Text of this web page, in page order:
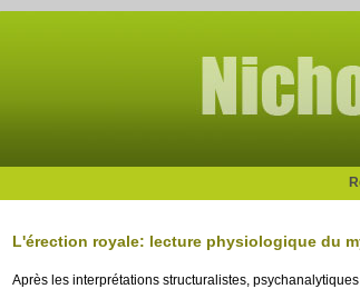
L'érection royale: lecture physiologique du
Après les interprétations structuralistes,